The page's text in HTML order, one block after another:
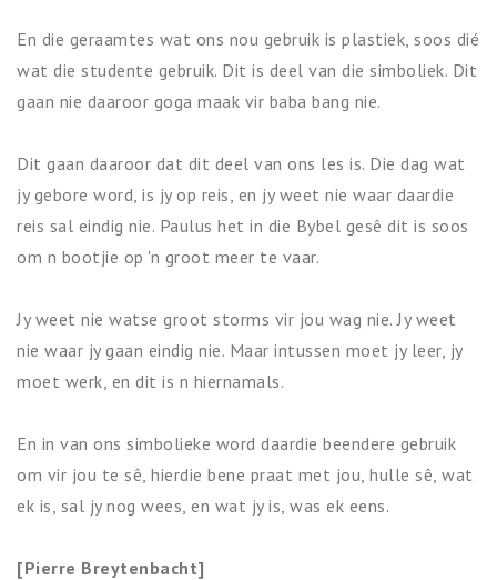
En die geraamtes wat ons nou gebruik is plastiek, soos dié
wat die studente gebruik. Dit is deel van die simboliek. Dit
gaan nie daaroor goga maak vir baba bang nie.
Dit gaan daaroor dat dit deel van ons les is. Die dag wat
jy gebore word, is jy op reis, en jy weet nie waar daardie
reis sal eindig nie. Paulus het in die Bybel gesê dit is soos
om n bootjie op 'n groot meer te vaar.
Jy weet nie watse groot storms vir jou wag nie. Jy weet
nie waar jy gaan eindig nie. Maar intussen moet jy leer, jy
moet werk, en dit is n hiernamals.
En in van ons simbolieke word daardie beendere gebruik
om vir jou te sê, hierdie bene praat met jou, hulle sê, wat
ek is, sal jy nog wees, en wat jy is, was ek eens.
[Pierre Breytenbacht]